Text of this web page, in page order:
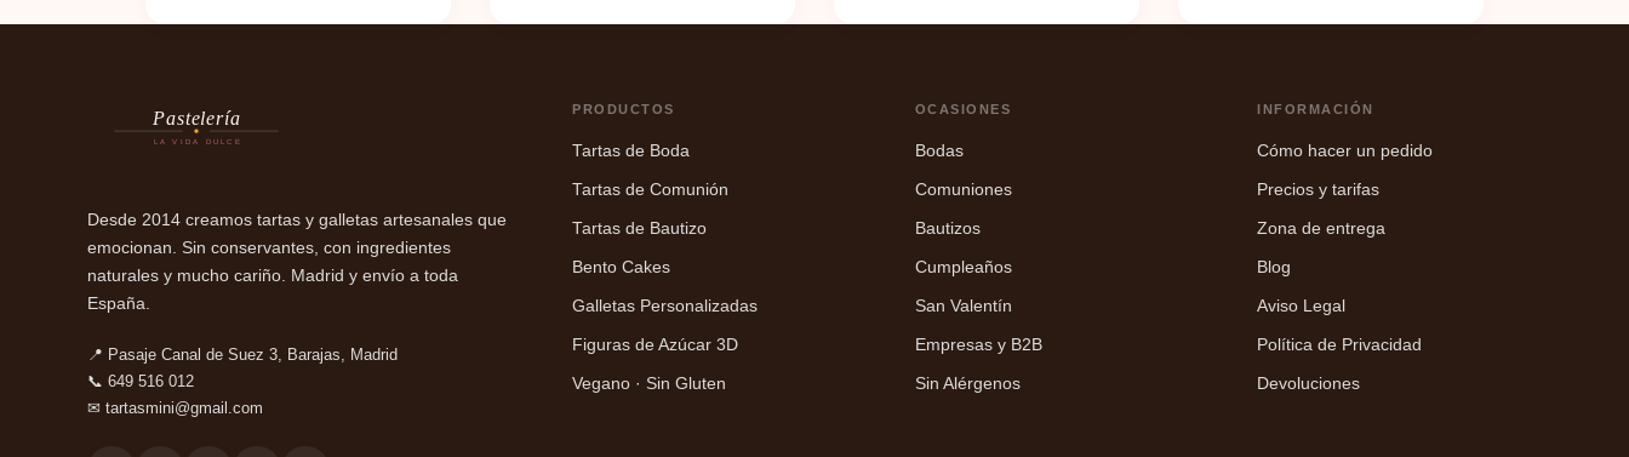
Pastelería
LA VIDA DULCE
Desde 2014 creamos tartas y galletas artesanales que
emocionan. Sin conservantes, con ingredientes
naturales y mucho cariño. Madrid y envío a toda
España.
📍 Pasaje Canal de Suez 3, Barajas, Madrid
📞 649 516 012
✉ tartasmini@gmail.com
PRODUCTOS
Tartas de Boda
Tartas de Comunión
Tartas de Bautizo
Bento Cakes
Galletas Personalizadas
Figuras de Azúcar 3D
Vegano · Sin Gluten
OCASIONES
Bodas
Comuniones
Bautizos
Cumpleaños
San Valentín
Empresas y B2B
Sin Alérgenos
INFORMACIÓN
Cómo hacer un pedido
Precios y tarifas
Zona de entrega
Blog
Aviso Legal
Política de Privacidad
Devoluciones